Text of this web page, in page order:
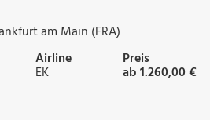
am Main (FRA)
Airline
EK
Preis
ab 1.260,00 €